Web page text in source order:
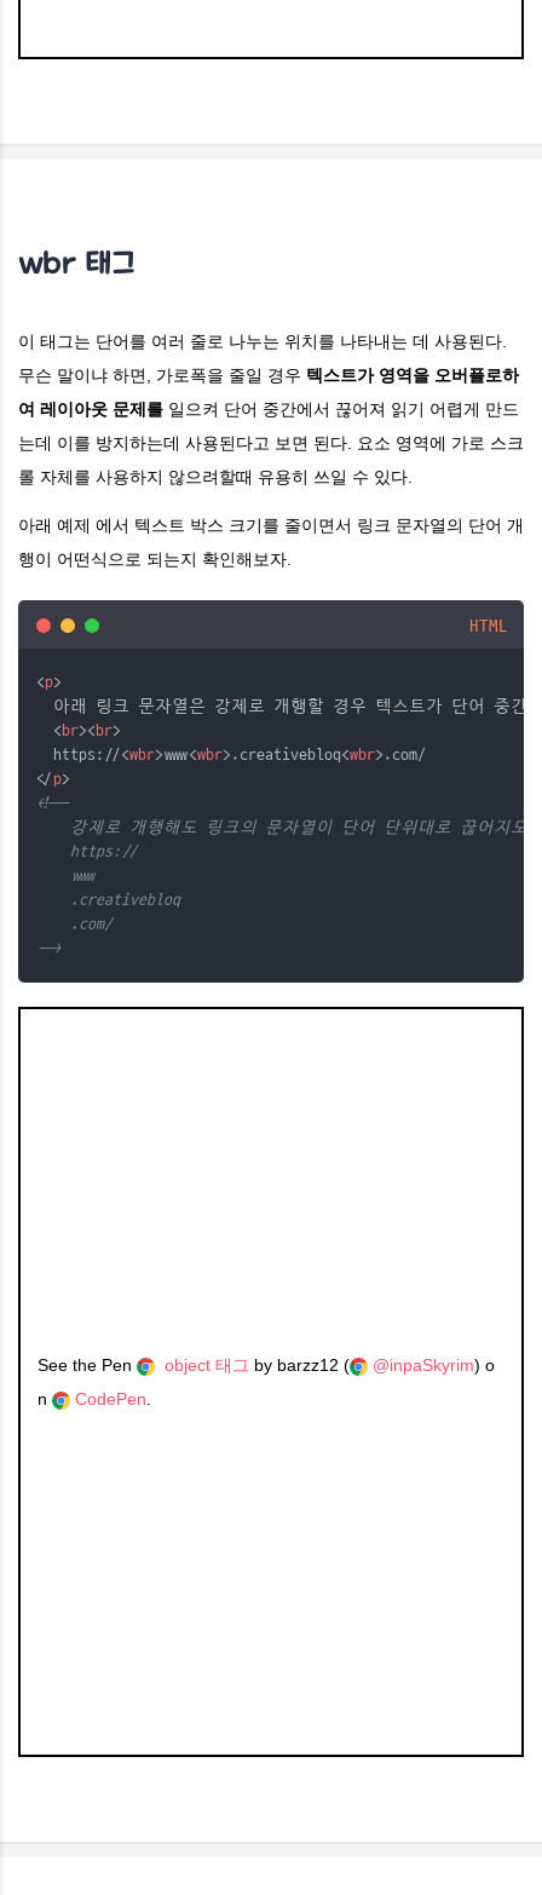
wbr 태그
이 태그는 단어를 여러 줄로 나누는 위치를 나타내는 데 사용된다.
무슨 말이냐 하면, 가로폭을 줄일 경우 텍스트가 영역을 오버플로하
여 레이아웃 문제를 일으켜 단어 중간에서 끊어져 읽기 어렵게 만드
는데 이를 방지하는데 사용된다고 보면 된다. 요소 영역에 가로 스크
롤 자체를 사용하지 않으려할때 유용히 쓰일 수 있다.
아래 예제 에서 텍스트 박스 크기를 줄이면서 링크 문자열의 단어 개
행이 어떤식으로 되는지 확인해보자.
HTML
<p>
아래 링크 문자열은 강제로 개행할 경우 텍스트가 단어 중
  <
br>< br>
  https://<
wbr>www<wbr>.creativebloq<wbr>.com/
</ p>
<!--
강제로 개행해도 링크의 문자열이 단어 단위대로 끊어지도
    https://
    www
    .creativebloq
    .com/
-->
See the Pen object 태그 by barzz12 ( @inpaSkyrim) o
n
CodePen